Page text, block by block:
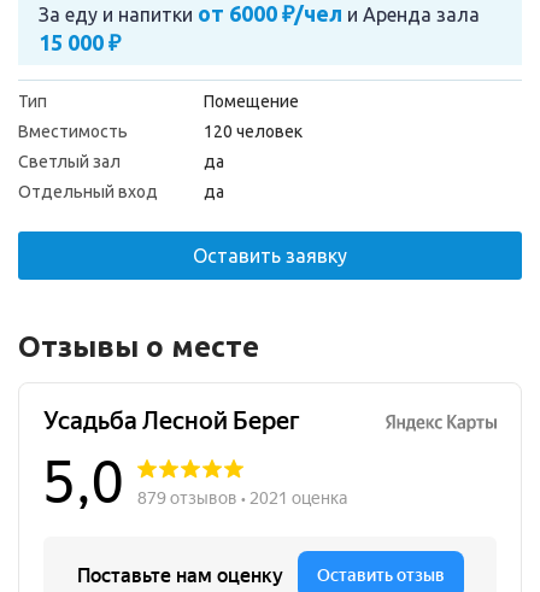
За еду и напитки от 6000 ₽/чел и Аренда зала
15 000 ₽
Тип
Помещение
Вместимость
120 человек
Светлый зал
да
Отдельный вход
да
Оставить заявку
Отзывы о месте